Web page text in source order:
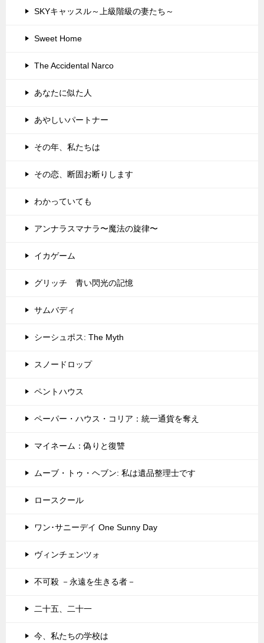
SKYキャッスル～上級階級の妻たち～
Sweet Home
The Accidental Narco
あなたに似た人
あやしいパートナー
その年、私たちは
その恋、断固お断りします
わかっていても
アンナラスマナラ〜魔法の旋律〜
イカゲーム
グリッチ 青い閃光の記憶
サムバディ
シーシュポス: The Myth
スノードロップ
ペントハウス
ペーパー・ハウス・コリア：統一通貨を奪え
マイネーム：偽りと復讐
ムーブ・トゥ・ヘブン: 私は遺品整理士です
ロースクール
ワン･サニーデイ One Sunny Day
ヴィンチェンツォ
不可殺 －永遠を生きる者－
二十五、二十一
今、私たちの学校は